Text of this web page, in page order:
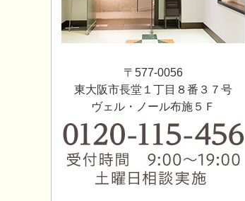
〒577-0056
東大阪市長堂１丁目８番３７号
ヴェル・ノール布施５Ｆ